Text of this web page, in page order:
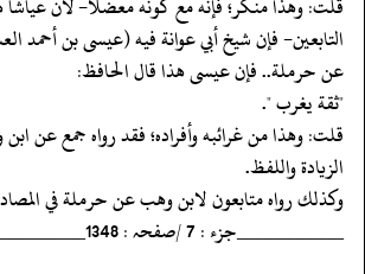
التابعين- فإن شيخ أبي عوانة فيه (عيسى بن أحمد
عن حرملة.. فإن عيسى هذا قال الحافظ:
‏‏‏‏"ثقة يغرب ".
‏‏‏‏قلت: وهذا من غرائبه وأفراده؛ فقد رواه جمع عن
الزيادة واللفظ.
‏‏‏‏وكذلك رواه متابعون لابن وهب عن حرملة في
‏‏‏‏__________جزء : 7 /صفحہ : 1348__________